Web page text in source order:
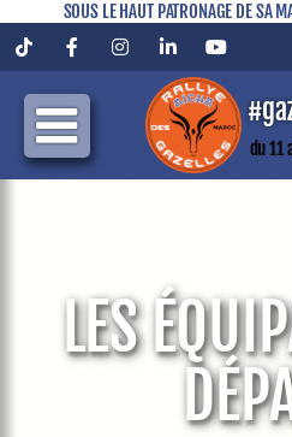
SOUS LE HAUT PATRONAGE DE SA
TiktokFacebookInstagramLinkedInYouTube
du 11
LES